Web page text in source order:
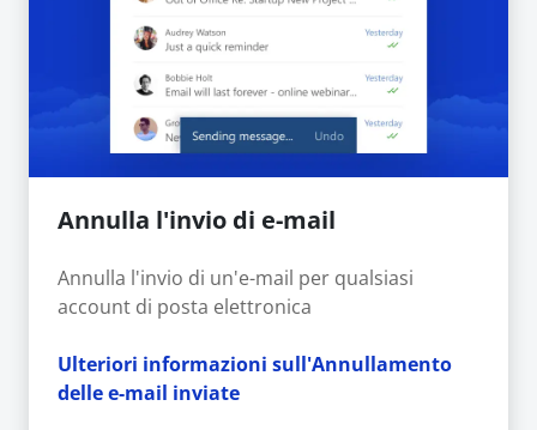
Annulla l'invio di e-mail
Annulla l'invio di un'e-mail per qualsiasi
account di posta elettronica
Ulteriori informazioni sull'Annullamento
delle e-mail inviate